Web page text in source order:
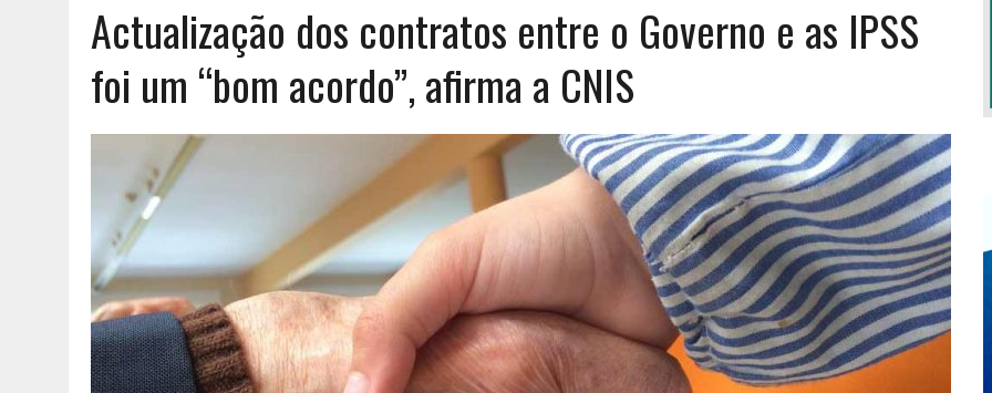
AGOSTO 6, 2026 UM ENTRE MUITOS
Actualização dos contratos entre o Governo e as IPSS
foi um “bom acordo”, afirma a CNIS